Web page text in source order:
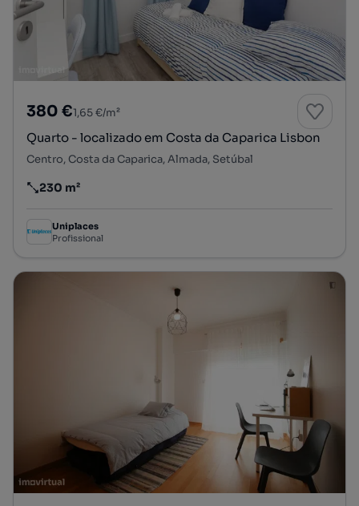
380 €1,65 €/m²
Quarto - localizado em Costa da Caparica Lisbon
Centro, Costa da Caparica, Almada, Setúbal
Preço por metro quadrado
230 m²
Uniplaces
Profissional